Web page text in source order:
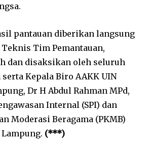
pantauan diberikan langsung
Tim Pemantauan,
dan disaksikan oleh seluruh
Kepala Biro AAKK UIN
Dr H Abdul Rahman MPd,
Internal (SPI) dan
Moderasi Beragama (PKMB)
(***)